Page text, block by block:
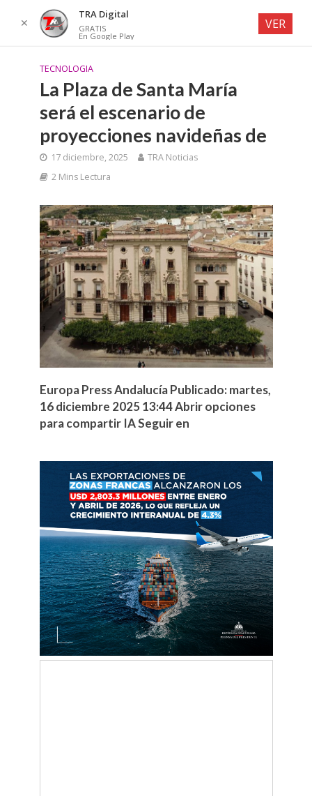
TECNOLOGIA
La Plaza de Santa María
será el escenario de
proyecciones navideñas de
17 diciembre, 2025
TRA Noticias
2 Mins Lectura
Europa Press Andalucía Publicado: martes,
16 diciembre 2025 13:44 Abrir opciones
para compartir IA Seguir en
✕
TRA Digital
GRATIS
En Google Play
VER